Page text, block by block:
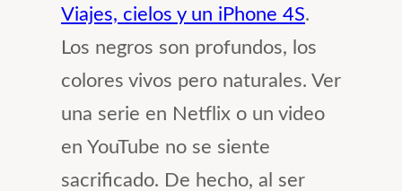
Viajes, cielos y un iPhone 4S.
Los negros son profundos, los
colores vivos pero naturales. Ver
una serie en Netflix o un video
en YouTube no se siente
sacrificado. De hecho, al ser